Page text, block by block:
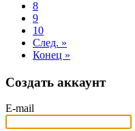
8
9
10
След. »
Конец »
Создать аккаунт
E-mail